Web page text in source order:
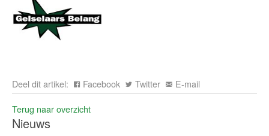
Deel dit artikel: Facebook Twitter
E-mail
Terug naar overzicht
Nieuws